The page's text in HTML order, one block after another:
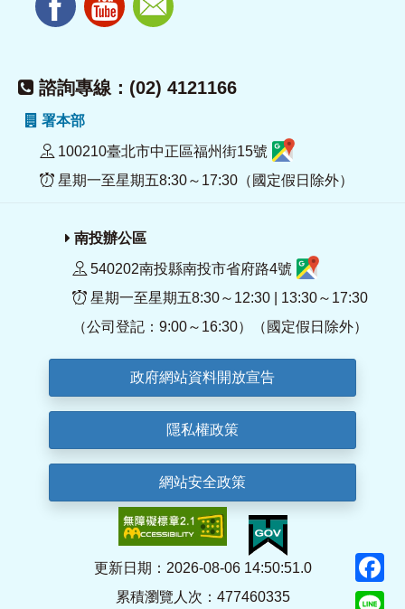
諮詢專線：(02) 4121166
署本部
100210臺北市中正區福州街15號
星期一至星期五8:30～17:30（國定假日除外）
南投辦公區
540202南投縣南投市省府路4號
星期一至星期五8:30～12:30 | 13:30～17:30
（公司登記：9:00～16:30）（國定假日除外）
政府網站資料開放宣告
隱私權政策
網站安全政策
更新日期：2026-08-06 14:50:51.0
累積瀏覽人次：477460335